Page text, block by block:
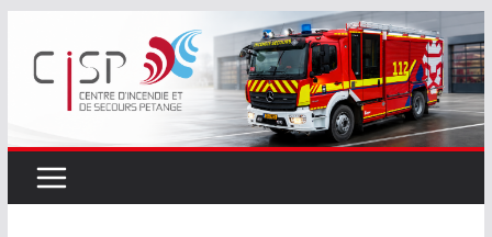
contenu